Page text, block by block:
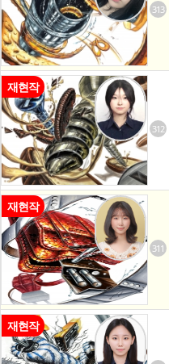
313
재현작
312
재현작
311
재현작